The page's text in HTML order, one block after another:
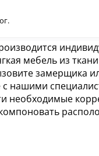
мебель из
замерщика
нашими
необходимые